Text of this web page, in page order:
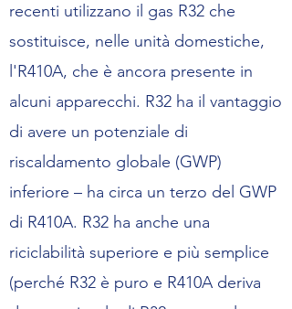
recenti utilizzano il gas R32 che
sostituisce, nelle unità domestiche,
l'R410A, che è ancora presente in
alcuni apparecchi. R32 ha il vantaggio
di avere un potenziale di
riscaldamento globale (GWP)
inferiore – ha circa un terzo del GWP
di R410A. R32 ha anche una
riciclabilità superiore e più semplice
(perché R32 è puro e R410A deriva